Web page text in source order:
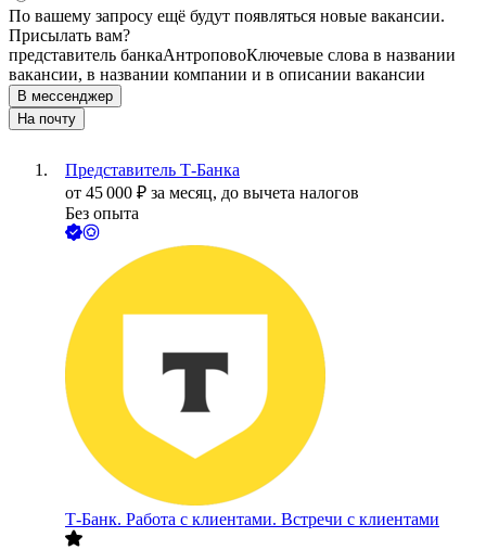
По вашему запросу ещё будут появляться новые вакансии.
Присылать вам?
представитель банкаАнтроповоКлючевые слова в названии
вакансии, в названии компании и в описании вакансии
В мессенджер
На почту
Представитель Т-Банка
от 45 000 ₽ за месяц, до вычета налогов
Без опыта
Т-Банк. Работа с клиентами. Встречи с клиентами